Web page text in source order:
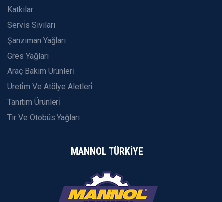
Katkılar
Servi̇s Sıvıları
Şanzıman Yağları
Gres Yağları
Araç Bakım Ürünleri̇
Üreti̇m Ve Atölye Aletleri̇
Tanıtım Ürünleri̇
Tır Ve Otobüs Yağları
MANNOL TÜRKİYE